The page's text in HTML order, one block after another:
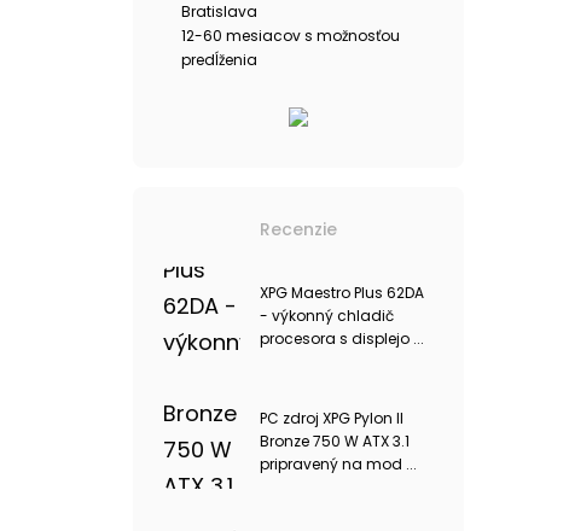
Bratislava
12-60 mesiacov s možnosťou
predĺženia
Recenzie
XPG Maestro Plus 62DA
- výkonný chladič
procesora s displejo ...
PC zdroj XPG Pylon II
Bronze 750 W ATX 3.1
pripravený na mod ...